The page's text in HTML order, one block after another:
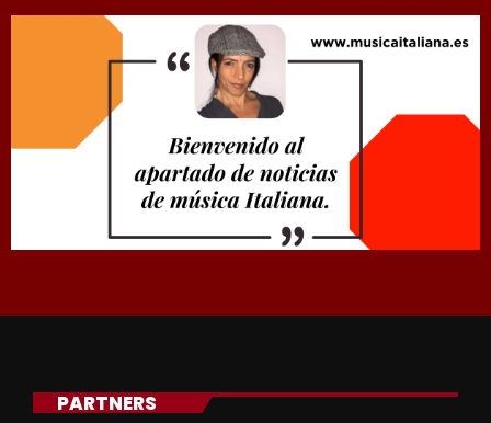
PARTNERS